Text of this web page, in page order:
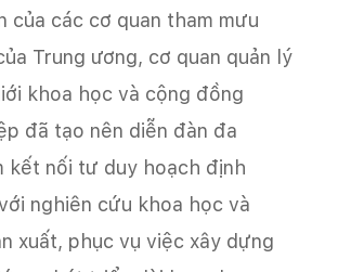
của các cơ quan tham mưu
Trung ương, cơ quan quản lý
khoa học và cộng đồng
đã tạo nên diễn đàn đa
kết nối tư duy hoạch định
nghiên cứu khoa học và
xuất, phục vụ việc xây dựng